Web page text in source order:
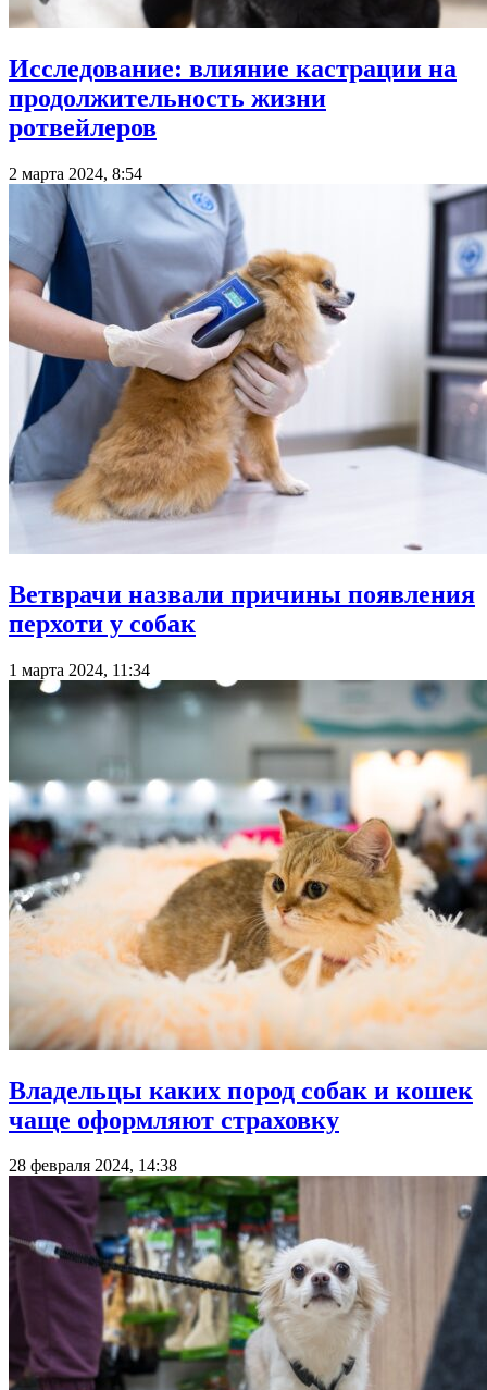
Исследование: влияние кастрации на
продолжительность жизни
ротвейлеров
2 марта 2024, 8:54
Ветврачи назвали причины появления
перхоти у собак
1 марта 2024, 11:34
Владельцы каких пород собак и кошек
чаще оформляют страховку
28 февраля 2024, 14:38